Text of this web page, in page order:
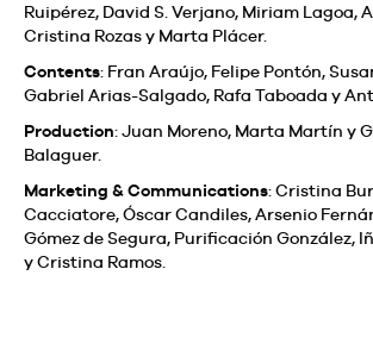
Ruipérez, David S. Verjano, Miriam Lagoa,
Cristina Rozas y Marta Plácer.
Contents: Fran Araújo, Felipe Pontón,
Gabriel Arias-Salgado, Rafa Taboada y
Production: Juan Moreno, Marta Martín y
Balaguer.
Marketing & Communications: Cristina
Cacciatore, Óscar Candiles, Arsenio
Gómez de Segura, Purificación González,
y Cristina Ramos.